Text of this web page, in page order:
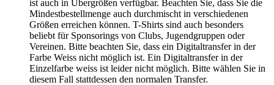
ist auch in Übergrößen verfügbar. Beachten Sie, dass Sie die
Mindestbestellmenge auch durchmischt in verschiedenen
Größen erreichen können. T-Shirts sind auch besonders
beliebt für Sponsorings von Clubs, Jugendgruppen oder
Vereinen. Bitte beachten Sie, dass ein Digitaltransfer in der
Farbe Weiss nicht möglich ist. Ein Digitaltransfer in der
Einzelfarbe weiss ist leider nicht möglich. Bitte wählen Sie in
diesem Fall stattdessen den normalen Transfer.